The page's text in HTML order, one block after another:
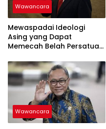
Wawancara
Mewaspadai Ideologi
Asing yang Dapat
Memecah Belah Persatuan
Wawancara